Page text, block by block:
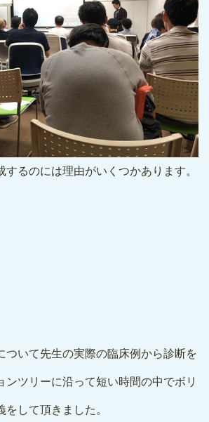
するのには理由がいくつかあります。
ついて先生の実際の臨床例から診断を
ンツリーに沿って短い時間の中でボリ
をして頂きました。